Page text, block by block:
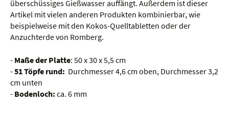
überschüssiges Gießwasser auffängt. Außerdem ist dieser
Artikel mit vielen anderen Produkten kombinierbar, wie
beispielweise mit den Kokos-Quelltabletten oder der
Anzuchterde von Romberg.
- Maße der Platte: 50 x 30 x 5,5 cm
-51 Töpfe rund: Durchmesser 4,6 cm oben, Durchmesser 3,2
cm unten
- Bodenloch: ca. 6 mm